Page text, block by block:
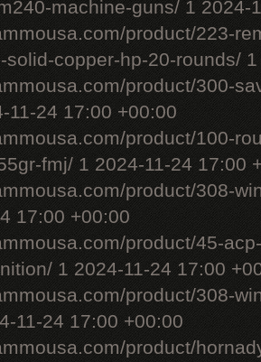
machine-guns/ 1 2024-
product/223-
solid-copper-hp-20-rounds/
product/300-
11-24 17:00 +00:00
product/100-
fmj/ 1 2024-11-24 17:00
product/308-
17:00 +00:00
product/45-
1 2024-11-24 17:00
product/308-
11-24 17:00 +00:00
product/